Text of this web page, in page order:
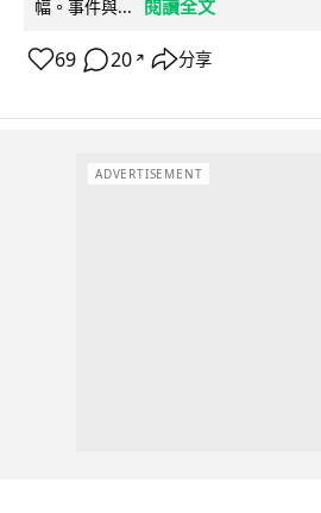
幅。事件與...
閱讀全文
69 20 ↗ 分享
ADVERTISEMENT